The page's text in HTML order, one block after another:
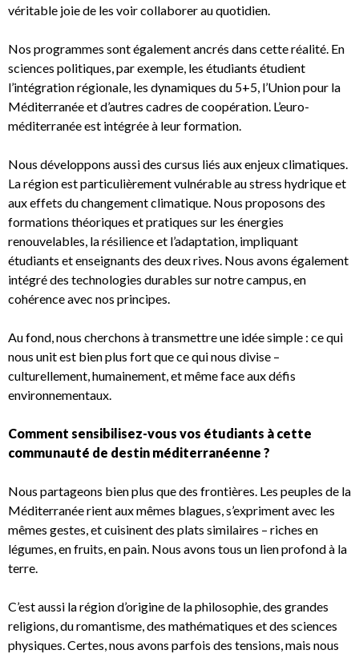
véritable joie de les voir collaborer au quotidien.
Nos programmes sont également ancrés dans cette réalité. En
sciences politiques, par exemple, les étudiants étudient
l’intégration régionale, les dynamiques du 5+5, l’Union pour la
Méditerranée et d’autres cadres de coopération. L’euro-
méditerranée est intégrée à leur formation.
Nous développons aussi des cursus liés aux enjeux climatiques.
La région est particulièrement vulnérable au stress hydrique et
aux effets du changement climatique. Nous proposons des
formations théoriques et pratiques sur les énergies
renouvelables, la résilience et l’adaptation, impliquant
étudiants et enseignants des deux rives. Nous avons également
intégré des technologies durables sur notre campus, en
cohérence avec nos principes.
Au fond, nous cherchons à transmettre une idée simple : ce qui
nous unit est bien plus fort que ce qui nous divise –
culturellement, humainement, et même face aux défis
environnementaux.
Comment sensibilisez-vous vos étudiants à cette
communauté de destin méditerranéenne ?
Nous partageons bien plus que des frontières. Les peuples de la
Méditerranée rient aux mêmes blagues, s’expriment avec les
mêmes gestes, et cuisinent des plats similaires – riches en
légumes, en fruits, en pain. Nous avons tous un lien profond à la
terre.
C’est aussi la région d’origine de la philosophie, des grandes
religions, du romantisme, des mathématiques et des sciences
physiques. Certes, nous avons parfois des tensions, mais nous